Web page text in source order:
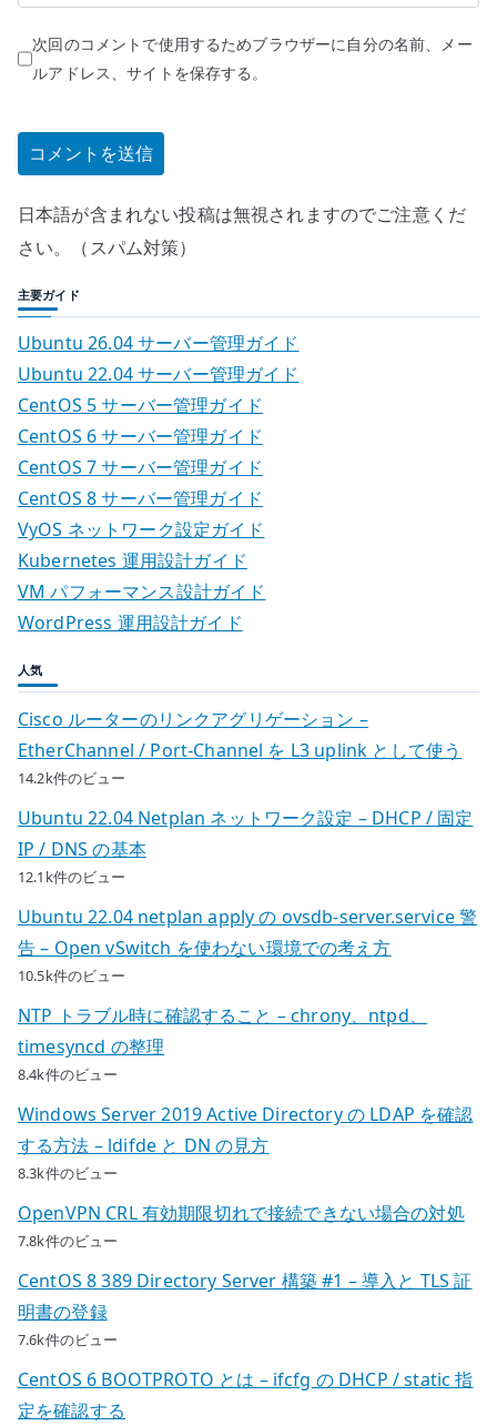
次回のコメントで使用するためブラウザーに自分の名前、メー
ルアドレス、サイトを保存する。
日本語が含まれない投稿は無視されますのでご注意くだ
さい。（スパム対策）
主要ガイド
Ubuntu 26.04 サーバー管理ガイド
Ubuntu 22.04 サーバー管理ガイド
CentOS 5 サーバー管理ガイド
CentOS 6 サーバー管理ガイド
CentOS 7 サーバー管理ガイド
CentOS 8 サーバー管理ガイド
VyOS ネットワーク設定ガイド
Kubernetes 運用設計ガイド
VM パフォーマンス設計ガイド
WordPress 運用設計ガイド
人気
Cisco ルーターのリンクアグリゲーション –
EtherChannel / Port-Channel を L3 uplink として使う
14.2k件のビュー
Ubuntu 22.04 Netplan ネットワーク設定 – DHCP / 固定
IP / DNS の基本
12.1k件のビュー
Ubuntu 22.04 netplan apply の ovsdb-server.service 警
告 – Open vSwitch を使わない環境での考え方
10.5k件のビュー
NTP トラブル時に確認すること – chrony、ntpd、
timesyncd の整理
8.4k件のビュー
Windows Server 2019 Active Directory の LDAP を確認
する方法 – ldifde と DN の見方
8.3k件のビュー
OpenVPN CRL 有効期限切れで接続できない場合の対処
7.8k件のビュー
CentOS 8 389 Directory Server 構築 #1 – 導入と TLS 証
明書の登録
7.6k件のビュー
CentOS 6 BOOTPROTO とは – ifcfg の DHCP / static 指
定を確認する